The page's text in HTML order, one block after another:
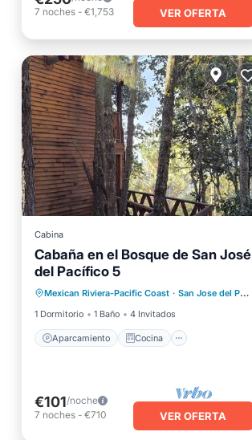
7 noches - €1,753 VER OFERTA
Cabina
Cabaña en el Bosque de San José
del Pacífico 5
Mexican Riviera-Pacific Coast · San Jose del Pacifico
1 Dormitorio
1 Baño 4 Invitados
Aparcamiento Cocina
Aparcamiento
Internet
Apto para niños
€101/noche
7 noches - €710 VER OFERTA